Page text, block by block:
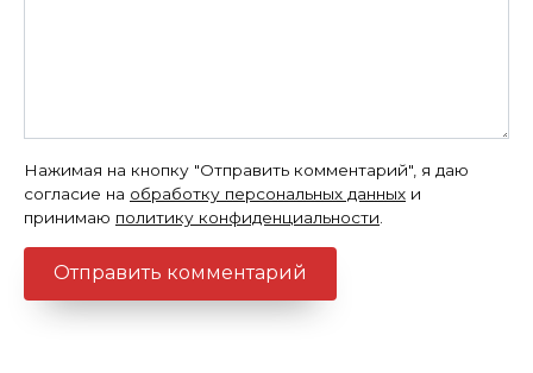
Нажимая на кнопку "Отправить комментарий", я даю
согласие на обработку персональных данных и
принимаю политику конфиденциальности